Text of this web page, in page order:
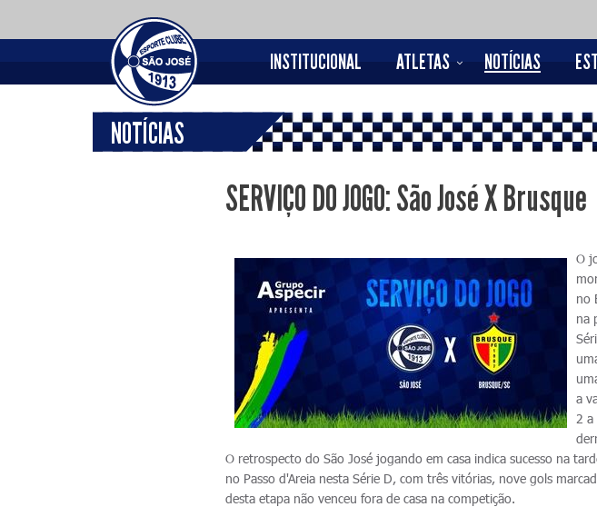
INSTITUCIONAL ATLETAS NOTÍCIAS
NOTÍCIAS
SERVIÇO DO JOGO: São José X Brusque
O
no
na
a
2 a
O retrospecto do São José jogando em casa indica sucesso na
no Passo d'Areia nesta Série D, com três vitórias, nove gols
desta etapa não venceu fora de casa na competição.